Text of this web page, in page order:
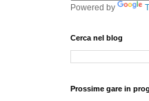
Powered by
Cerca nel blog
Prossime gare in